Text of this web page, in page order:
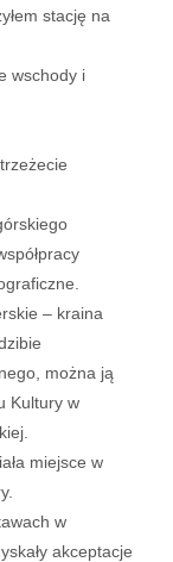
stację na
wschody i
– kraina
można ją
Kultury w
miejsce w
w
akceptacje